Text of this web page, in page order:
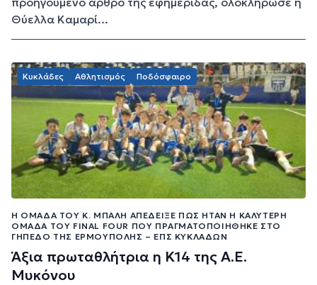
Θύελλα Καμαρί...
Κυκλάδες Αθλητισμός Ποδόσφαιρο
Η ΟΜΆΔΑ ΤΟΥ Κ. ΜΠΑΛΉ ΑΠΈΔΕΙΞΕ ΠΩΣ ΉΤΑΝ Η ΚΑΛΎΤΕΡΗ
ΟΜΆΔΑ ΤΟΥ FINAL FOUR ΠΟΥ ΠΡΑΓΜΑΤΟΠΟΙΉΘΗΚΕ ΣΤΟ
ΓΉΠΕΔΟ ΤΗΣ ΕΡΜΟΎΠΟΛΗΣ – ΕΠΣ ΚΥΚΛΆΔΩΝ
Άξια πρωταθλήτρια η Κ14 της Α.Ε.
Μυκόνου